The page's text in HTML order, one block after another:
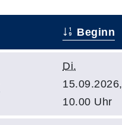
Beginn
Di.
15.09.2026,
10.00 Uhr